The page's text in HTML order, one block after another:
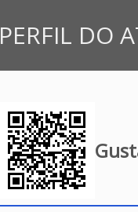
PERFIL DO